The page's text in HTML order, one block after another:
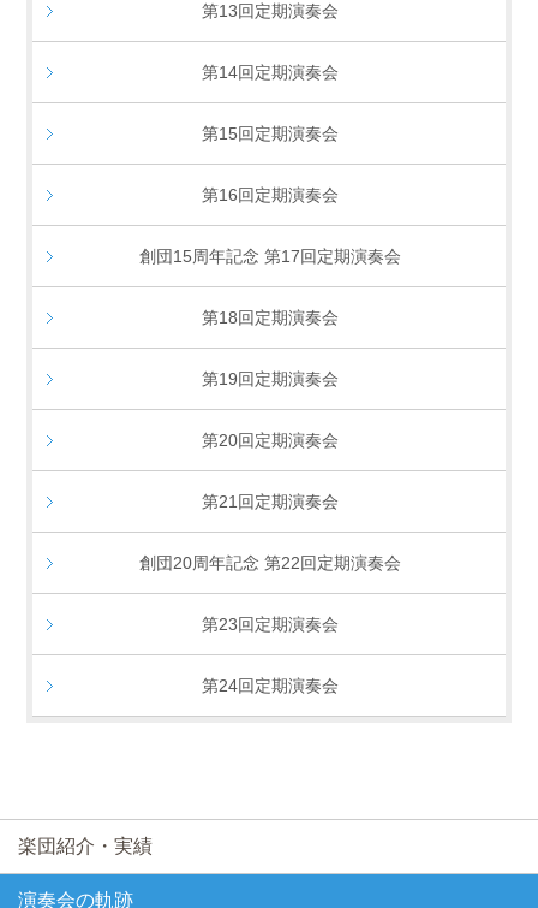
第13回定期演奏会
第14回定期演奏会
第15回定期演奏会
第16回定期演奏会
創団15周年記念 第17回定期演奏会
第18回定期演奏会
第19回定期演奏会
第20回定期演奏会
第21回定期演奏会
創団20周年記念 第22回定期演奏会
第23回定期演奏会
第24回定期演奏会
楽団紹介・実績
演奏会の軌跡